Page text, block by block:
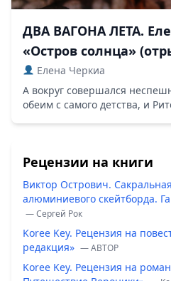
ДВА ВАГОНА ЛЕТА.
«Остров солнца»
Елена Черкиа
А вокруг совершался
обеим с самого детства, и
Рецензии на книги
Виктор Острович.
алюминиевого скейтборда.
— Сергей Рок
Koree Key. Рецензия на
редакция» — ABTOP
Koree Key. Рецензия на